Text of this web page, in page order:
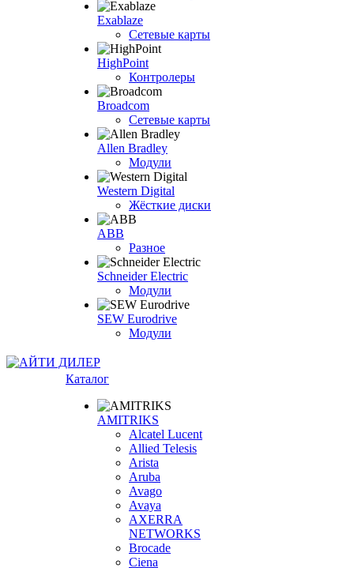
Exablaze
Сетевые карты
HighPoint
Контролеры
Broadcom
Сетевые карты
Allen Bradley
Модули
Western Digital
Жёсткие диски
ABB
Разное
Schneider Electric
Модули
SEW Eurodrive
Модули
Каталог
AMITRIKS
Alcatel Lucent
Allied Telesis
Arista
Aruba
Avago
Avaya
AXERRA
NETWORKS
Brocade
Ciena